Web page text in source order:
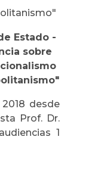
Estado -
sobre
desde
Prof. Dr.
1